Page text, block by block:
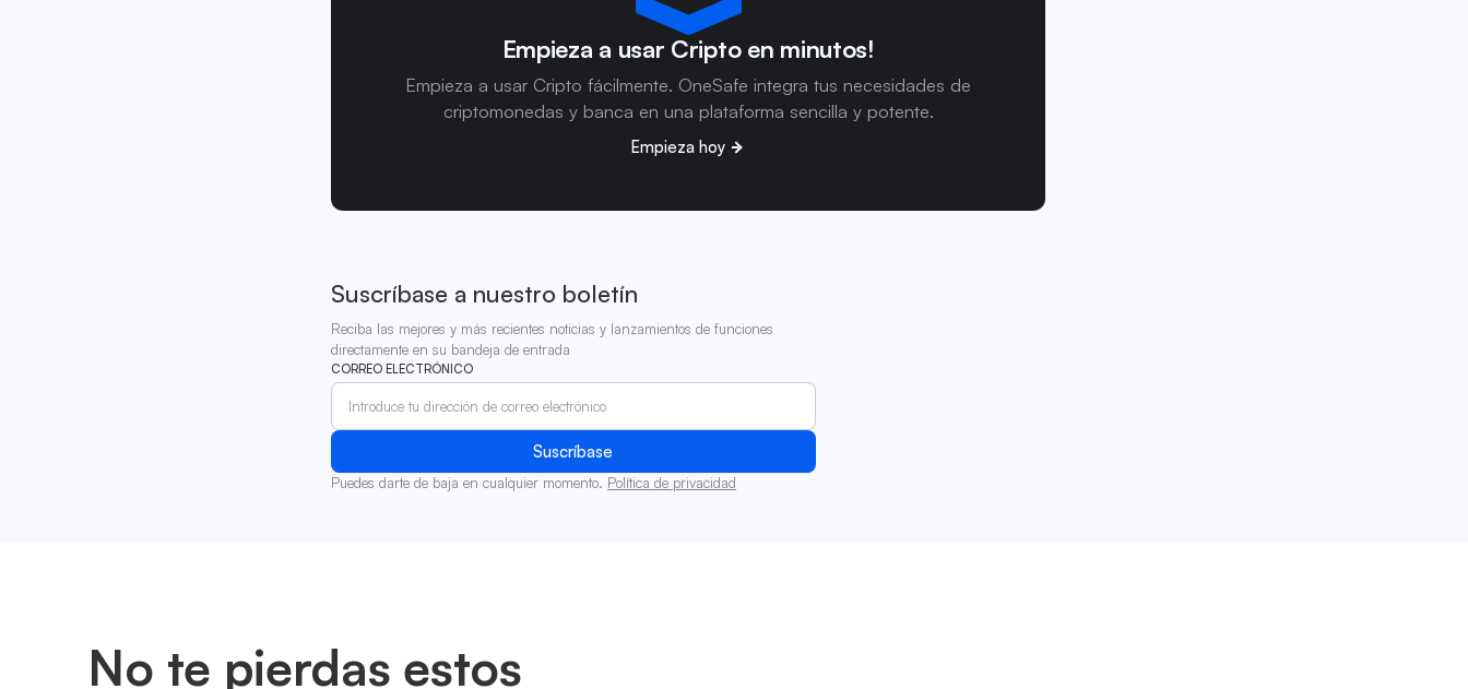
Empieza a usar Cripto en minutos!
Empieza a usar Cripto fácilmente. OneSafe integra tus necesidades de
criptomonedas y banca en una plataforma sencilla y potente.
Empieza hoy
Suscríbase a nuestro boletín
Reciba las mejores y más recientes noticias y lanzamientos de funciones
directamente en su bandeja de entrada
CORREO ELECTRÓNICO
Puedes darte de baja en cualquier momento. Política de privacidad
No te pierdas estos